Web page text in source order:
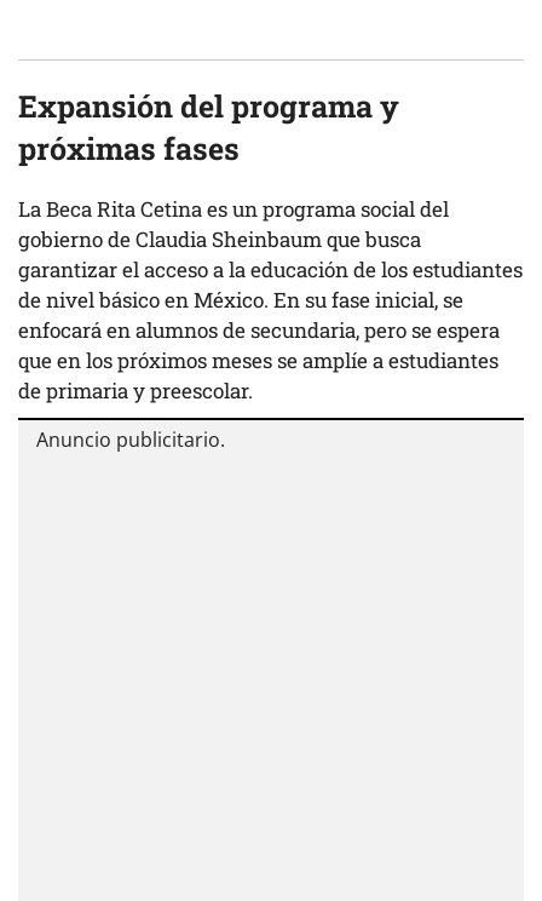
Expansión del programa y
próximas fases
La Beca Rita Cetina es un programa social del
gobierno de Claudia Sheinbaum que busca
garantizar el acceso a la educación de los estudiantes
de nivel básico en México. En su fase inicial, se
enfocará en alumnos de secundaria, pero se espera
que en los próximos meses se amplíe a estudiantes
de primaria y preescolar.